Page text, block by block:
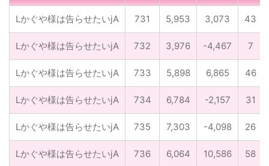
Lかぐや様は告らせたいjA 731 5,953 3,073 43
Lかぐや様は告らせたいjA 732 3,976 -4,467 7
Lかぐや様は告らせたいjA 733 5,898 6,865 46
Lかぐや様は告らせたいjA 734 6,784 -2,157 31
Lかぐや様は告らせたいjA 735 7,303 -4,098 26
Lかぐや様は告らせたいjA 736 6,064 10,586 58